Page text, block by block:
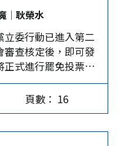
能逐鹿政壇有其天
災時鞋子前端開口
車旅客急病，他出手
親也會得到他關注。
，柔化他對政敵的鐵
就要提條件，不是
：統一是可以談的
至可能會被解讀成：
妥。 此話一出引起
種話是從他嘴巴說出
國的壓力。其實，當
後，台灣對美國的
國早已無法阻止武
雄許智傑、黃捷及
易事。國民黨台南
占魁等人又被收押，
段連署工作，目前已
屢屢爆發內鬨傳聞，
卻不願扛起連署大
。 儘管目前南台
階段連署，但面臨民
│耿榮水
立委行動已進入第二
審查核定後，即可發
正式進行罷免投票，
遭罷免成功的選區，
幾個月台灣政局勢
見特例 大罷免形勢
頁數： 16